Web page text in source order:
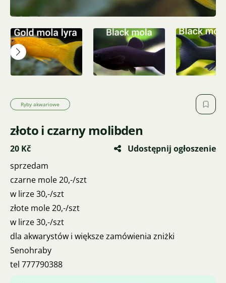
Ryby akwariowe
złoto i czarny molibden
20 Kč
Udostępnij ogłoszenie
sprzedam
czarne mole 20,-/szt
w lirze 30,-/szt
złote mole 20,-/szt
w lirze 30,-/szt
dla akwarystów i większe zamówienia zniżki
Senohraby
tel 777790388